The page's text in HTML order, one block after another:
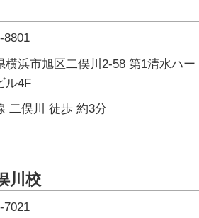
8801
横浜市旭区二俣川2-58 第1清水ハー
ル4F
二俣川 徒歩 約3分
川校
7021